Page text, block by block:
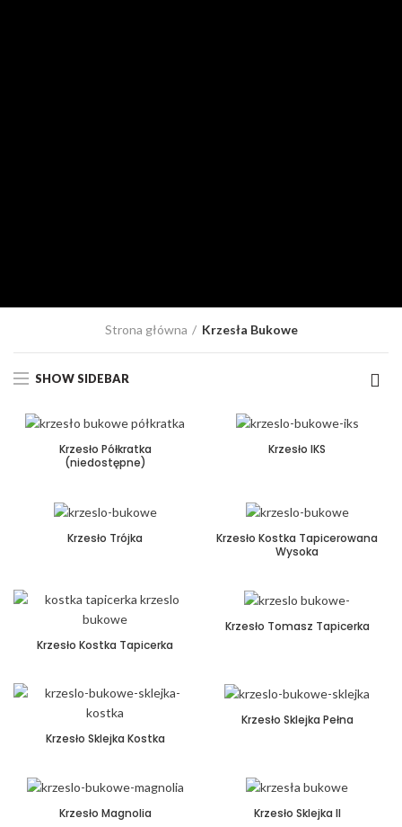
Strona główna Krzesła Bukowe
SHOW SIDEBAR
Krzesło Półkratka
(niedostępne)
Krzesło IKS
Krzesło Trójka
Krzesło Kostka Tapicerowana
Wysoka
Krzesło Kostka Tapicerka
Krzesło Tomasz Tapicerka
Krzesło Sklejka Kostka
Krzesło Sklejka Pełna
Krzesło Magnolia Krzesło Sklejka II